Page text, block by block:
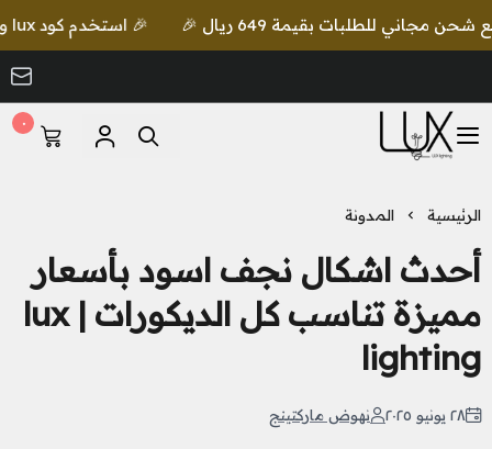
🎉 استخدم كود lux واحصل على خصم إضافي مع شحن مجاني للطلبات بقيمة 649 ريال 🎉
LUX Lighting
٠
الرئيسية المدونة
أحدث اشكال نجف اسود بأسعار
مميزة تناسب كل الديكورات | lux
lighting
٢٨ يونيو ٢٠٢٥ نهوض ماركتينج